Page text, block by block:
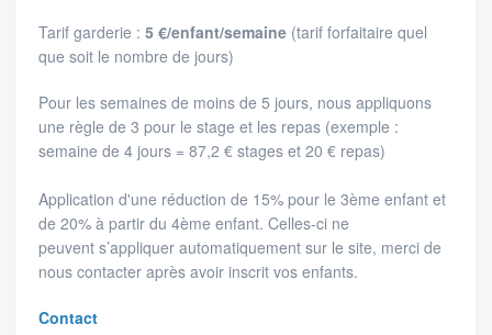
Tarif garderie : 5 €/enfant/semaine (tarif forfaitaire quel
que soit le nombre de jours)
Pour les semaines de moins de 5 jours, nous appliquons
une règle de 3 pour le stage et les repas (exemple :
semaine de 4 jours = 87,2 € stages et 20 € repas)
Application d'une réduction de 15% pour le 3ème enfant et
de 20% à partir du 4ème enfant. Celles-ci ne
peuvent s’appliquer automatiquement sur le site, merci de
nous contacter après avoir inscrit vos enfants.
Contact